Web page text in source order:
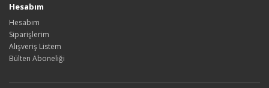
Hesabım
Hesabım
Siparişlerim
Alışveriş Listem
Bülten Aboneliği